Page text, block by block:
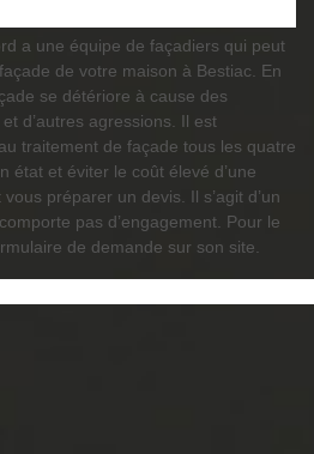
a une équipe de façadiers qui peut
de votre maison à Bestiac. En
se détériore à cause des
d’autres agressions. Il est
traitement de façade tous les quatre
état et éviter le coût élevé d’une
préparer un devis. Il s’agit d’un
pas d’engagement. Pour le
de demande sur son site.